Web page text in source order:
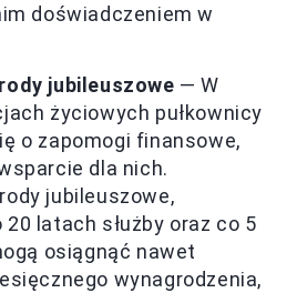
doświadczeniem w
jubileuszowe — W
życiowych pułkownicy
o zapomogi finansowe,
dla nich.
jubileuszowe,
latach służby oraz co 5
osiągnąć nawet
wynagrodzenia,